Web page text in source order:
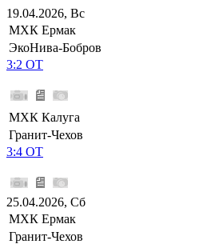
19.04.2026, Вс
МХК Ермак
ЭкоНива-Бобров
3:2 ОТ
МХК Калуга
Гранит-Чехов
3:4 ОТ
25.04.2026, Сб
МХК Ермак
Гранит-Чехов